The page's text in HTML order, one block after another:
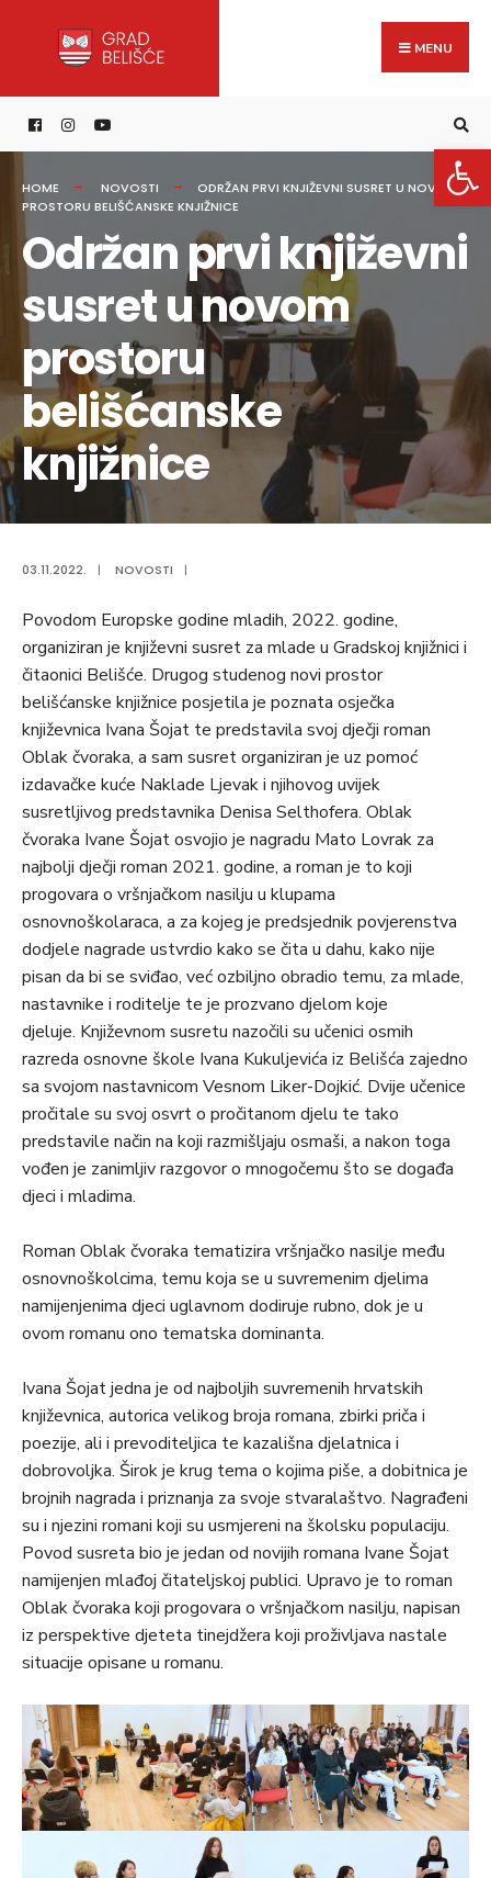
content
MENU
HOME NOVOSTI
ODRŽAN PRVI KNJIŽEVNI SUSRET U NOVOM
PROSTORU BELIŠĆANSKE KNJIŽNICE
Održan prvi književni
susret u novom
prostoru
belišćanske
knjižnice
03.11.2022. | NOVOSTI |
Povodom Europske godine mladih, 2022. godine,
organiziran je književni susret za mlade u Gradskoj knjižnici i
čitaonici Belišće. Drugog studenog novi prostor
belišćanske knjižnice posjetila je poznata osječka
književnica Ivana Šojat te predstavila svoj dječji roman
Oblak čvoraka, a sam susret organiziran je uz pomoć
izdavačke kuće Naklade Ljevak i njihovog uvijek
susretljivog predstavnika Denisa Selthofera. Oblak
čvoraka Ivane Šojat osvojio je nagradu Mato Lovrak za
najbolji dječji roman 2021. godine, a roman je to koji
progovara o vršnjačkom nasilju u klupama
osnovnoškolaraca, a za kojeg je predsjednik povjerenstva
dodjele nagrade ustvrdio kako se čita u dahu, kako nije
pisan da bi se sviđao, već ozbiljno obradio temu, za mlade,
nastavnike i roditelje te je prozvano djelom koje
djeluje. Književnom susretu nazočili su učenici osmih
razreda osnovne škole Ivana Kukuljevića iz Belišća zajedno
sa svojom nastavnicom Vesnom Liker-Dojkić. Dvije učenice
pročitale su svoj osvrt o pročitanom djelu te tako
predstavile način na koji razmišljaju osmaši, a nakon toga
vođen je zanimljiv razgovor o mnogočemu što se događa
djeci i mladima.
Roman Oblak čvoraka tematizira vršnjačko nasilje među
osnovnoškolcima, temu koja se u suvremenim djelima
namijenjenima djeci uglavnom dodiruje rubno, dok je u
ovom romanu ono tematska dominanta.
Ivana Šojat jedna je od najboljih suvremenih hrvatskih
književnica, autorica velikog broja romana, zbirki priča i
poezije, ali i prevoditeljica te kazališna djelatnica i
dobrovoljka. Širok je krug tema o kojima piše, a dobitnica je
brojnih nagrada i priznanja za svoje stvaralaštvo. Nagrađeni
su i njezini romani koji su usmjereni na školsku populaciju.
Povod susreta bio je jedan od novijih romana Ivane Šojat
namijenjen mlađoj čitateljskoj publici. Upravo je to roman
Oblak čvoraka koji progovara o vršnjačkom nasilju, napisan
iz perspektive djeteta tinejdžera koji proživljava nastale
situacije opisane u romanu.
for: